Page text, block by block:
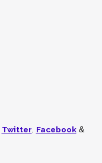
Twitter Facebook&